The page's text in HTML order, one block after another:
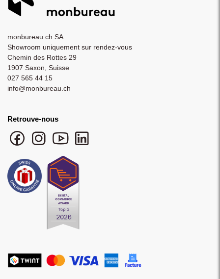
monbureau.ch SA
Showroom uniquement sur rendez-vous
Chemin des Rottes 29
1907 Saxon, Suisse
027 565 44 15
info@monbureau.ch
Retrouve-nous
Facebook monbureau
Instagram monbureau
YouTube monbureau